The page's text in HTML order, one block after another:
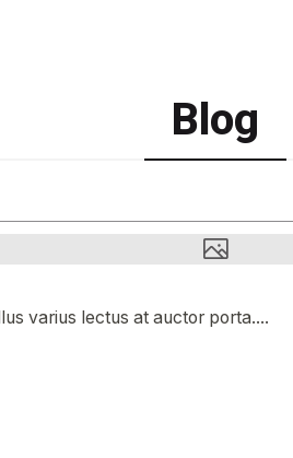
Blog
varius lectus at auctor porta....